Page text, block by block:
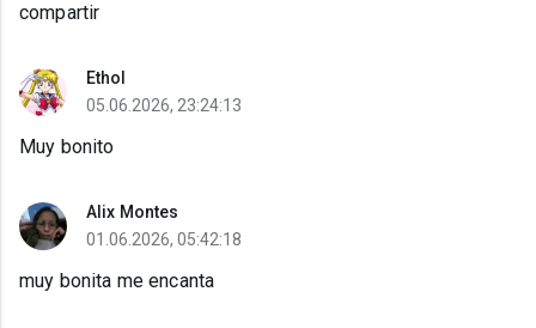
compartir
Ethol
05.06.2026, 23:24:13
Muy bonito
Alix Montes
01.06.2026, 05:42:18
muy bonita me encanta